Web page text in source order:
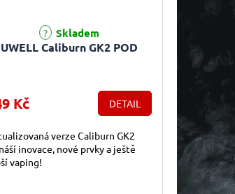
UWELL Caliburn GK2 POD
hodnocení produktu je 5,0 z 5 hvězdiček.
Skladem
Kč DETAIL
verze Caliburn GK2
inovace, nové prvky a ještě
vaping!